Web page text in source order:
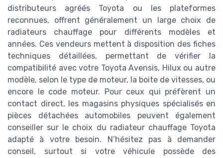
distributeurs agréés Toyota ou les plateformes
reconnues, offrent généralement un large choix de
radiateurs chauffage pour différents modèles et
années. Ces vendeurs mettent à disposition des fiches
techniques détaillées, permettant de vérifier la
compatibilité avec votre Toyota Avensis, Hilux ou autre
modèle, selon le type de moteur, la boite de vitesses, ou
encore le code moteur. Pour ceux qui préfèrent un
contact direct, les magasins physiques spécialisés en
pièces détachées automobiles peuvent également
conseiller sur le choix du radiateur chauffage Toyota
adapté à votre besoin. N’hésitez pas à demander
conseil, surtout si votre véhicule possède des